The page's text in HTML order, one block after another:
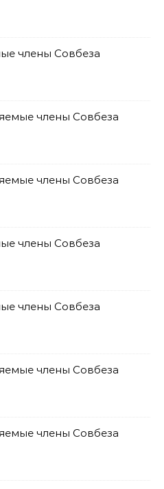
члены Совбеза
члены Совбеза
члены Совбеза
члены Совбеза
члены Совбеза
члены Совбеза
члены Совбеза